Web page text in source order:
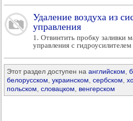
Удаление воздуха из
управления
1. Отвинтить пробку заливки
управления с
Этот раздел доступен на английском
белорусском украинском сербском
польском словацком венгерском